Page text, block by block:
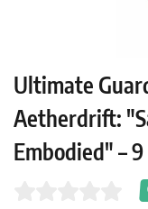
Ultimate
Aetherdrift:
Embodied" –